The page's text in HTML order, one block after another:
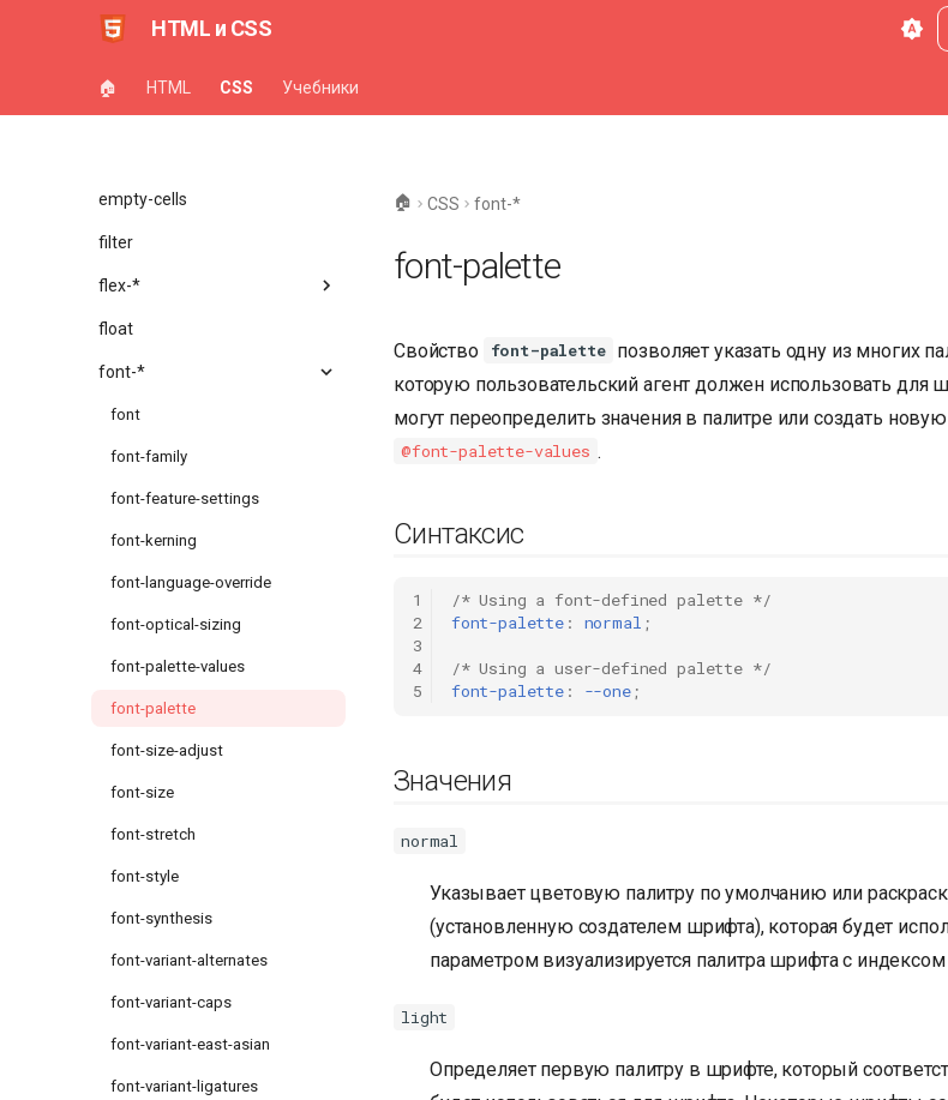
HTML и CSS
🏠 HTML CSS Учебники
counter-*
direction
empty-cells
filter
flex-*
float
font-*
font
font-family
font-feature-settings
font-kerning
font-language-override
font-optical-sizing
font-palette-values
font-palette
font-size-adjust
font-size
font-stretch
font-style
font-synthesis
font-variant-alternates
font-variant-caps
font-variant-east-asian
font-variant-ligatures
🏠 CSS font-*
font-palette
Свойство font-palette позволяет указать одну из многих
которую пользовательский агент должен использовать для
могут переопределить значения в палитре или создать
@font-palette-values .
Синтаксис
1
2
3
4
5
/* Using a font-defined palette */
font-palette: normal ;
/* Using a user-defined palette */
font-palette: --one;
Значения
normal
Указывает цветовую палитру по умолчанию или
(установленную создателем шрифта), которая будет
параметром визуализируется палитра шрифта с индексом
light
Определяет первую палитру в шрифте, который